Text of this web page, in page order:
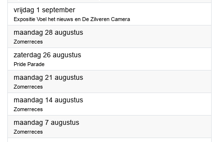
vrijdag 1 september2023
Expositie Voel het nieuws en De Zilveren Camera
maandag 28 augustus2023
Zomerreces
zaterdag 26 augustus2023
Pride Parade
maandag 21 augustus2023
Zomerreces
maandag 14 augustus2023
Zomerreces
maandag 7 augustus2023
Zomerreces